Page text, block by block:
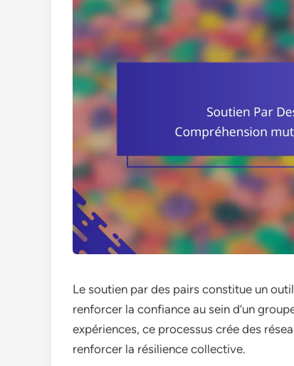
Le soutien par des pairs constitue un
renforcer la confiance au sein d’un
expériences, ce processus crée des
renforcer la résilience collective.